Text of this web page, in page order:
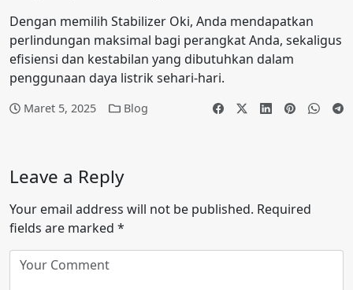
Dengan memilih Stabilizer Oki, Anda mendapatkan
perlindungan maksimal bagi perangkat Anda, sekaligus
efisiensi dan kestabilan yang dibutuhkan dalam
penggunaan daya listrik sehari-hari.
Maret 5, 2025 Blog
Leave a Reply
Your email address will not be published. Required
fields are marked *